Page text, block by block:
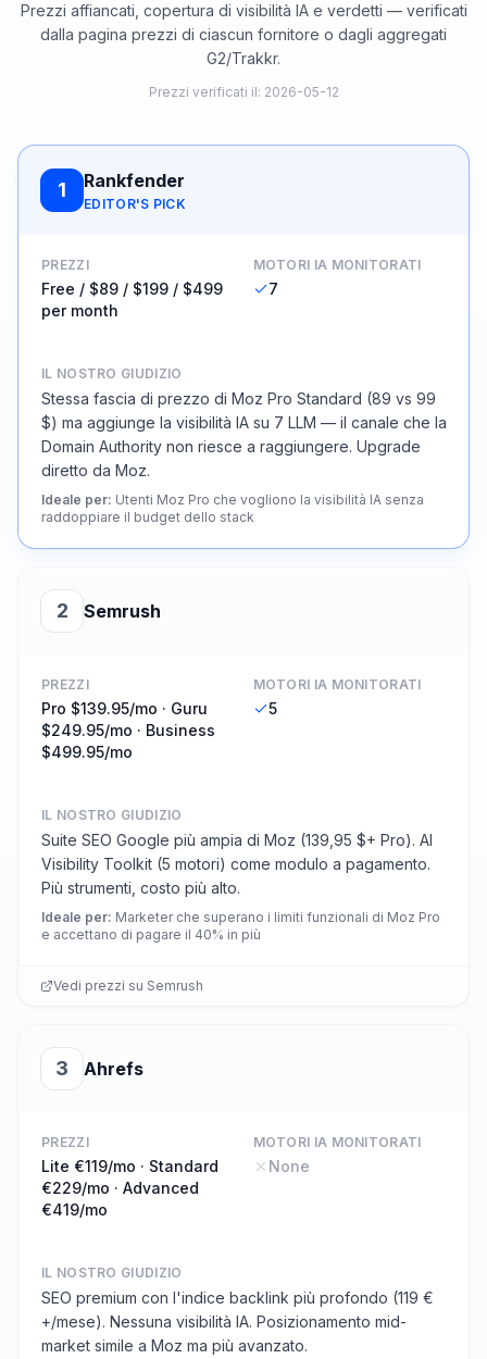
Prezzi affiancati, copertura di visibilità IA e verdetti — verificati
dalla pagina prezzi di ciascun fornitore o dagli aggregati
G2/Trakkr.
Prezzi verificati il: 2026-05-12
1 Rankfender
EDITOR'S PICK
PREZZI
Free / $89 / $199 / $499
per month
MOTORI IA MONITORATI
7
IL NOSTRO GIUDIZIO
Stessa fascia di prezzo di Moz Pro Standard (89 vs 99
$) ma aggiunge la visibilità IA su 7 LLM — il canale che la
Domain Authority non riesce a raggiungere. Upgrade
diretto da Moz.
Ideale per: Utenti Moz Pro che vogliono la visibilità IA senza
raddoppiare il budget dello stack
2 Semrush
PREZZI
Pro $139.95/mo · Guru
$249.95/mo · Business
$499.95/mo
MOTORI IA MONITORATI
5
IL NOSTRO GIUDIZIO
Suite SEO Google più ampia di Moz (139,95 $+ Pro). AI
Visibility Toolkit (5 motori) come modulo a pagamento.
Più strumenti, costo più alto.
Ideale per: Marketer che superano i limiti funzionali di Moz Pro
e accettano di pagare il 40% in più
Vedi prezzi su Semrush
3 Ahrefs
PREZZI
Lite €119/mo · Standard
€229/mo · Advanced
€419/mo
MOTORI IA MONITORATI
None
IL NOSTRO GIUDIZIO
SEO premium con l'indice backlink più profondo (119 €
+/mese). Nessuna visibilità IA. Posizionamento mid-
market simile a Moz ma più avanzato.